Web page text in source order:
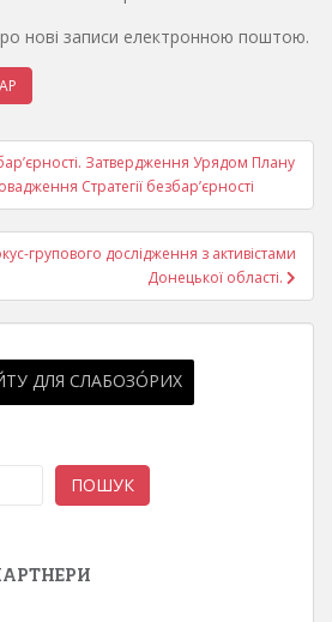
нові записи електронною поштою.
Затвердження Урядом Плану
Стратегії безбар’єрності
групового дослідження з активістами
Донецької області.
ДЛЯ СЛАБОЗО́РИХ
ПОШУК